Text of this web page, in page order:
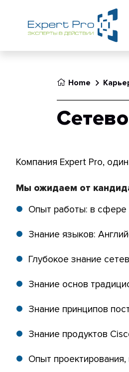
Home
Компания Expert Pro,
Мы ожидаем от
Опыт работы: в сфере
Знание языков:
Глубокое знание
Знание основ
Знание принципов
Знание продуктов
Опыт